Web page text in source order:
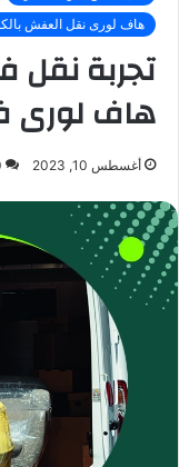
هاف لورى نقل العفش
تجربة نقل
هاف لورى
أغسطس 10, 2023